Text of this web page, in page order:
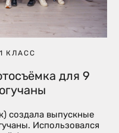
КЛАСС
для 9
создала выпускные
Использовался